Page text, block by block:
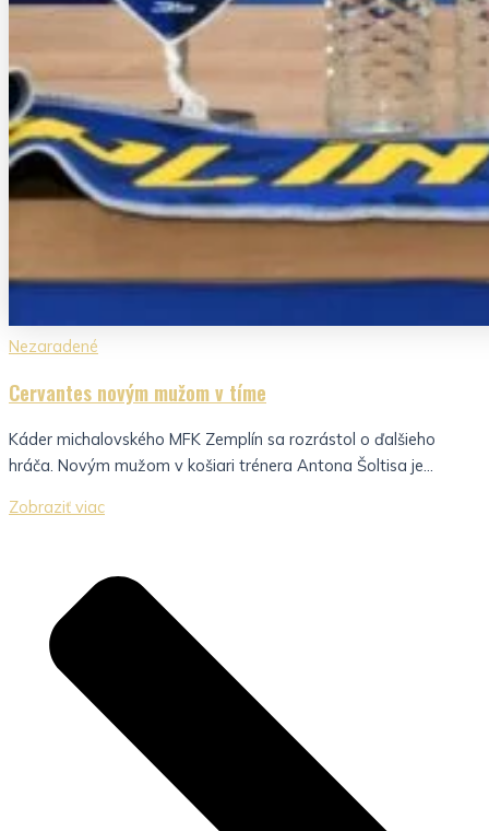
Nezaradené
Cervantes novým mužom v tíme
Káder michalovského MFK Zemplín sa rozrástol o ďalšieho
hráča. Novým mužom v košiari trénera Antona Šoltisa je...
Zobraziť viac